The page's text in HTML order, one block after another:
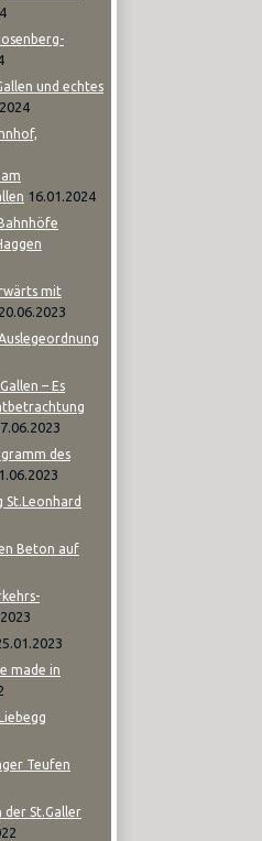
und echtes
16.01.2024
mit
20.06.2023
– Es
des
St.Leonhard
Beton auf
made in
Teufen
der St.Galler